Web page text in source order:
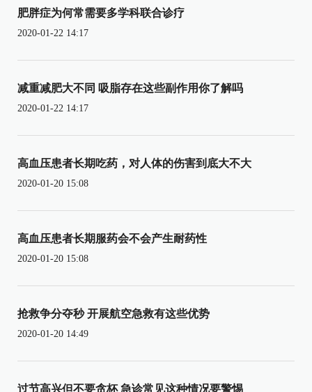
肥胖症为何常需要多学科联合诊疗
2020-01-22 14:17
减重减肥大不同 吸脂存在这些副作用你了解吗
2020-01-22 14:17
高血压患者长期吃药，对人体的伤害到底大不大
2020-01-20 15:08
高血压患者长期服药会不会产生耐药性
2020-01-20 15:08
抢救争分夺秒 开展航空急救有这些优势
2020-01-20 14:49
过节高兴但不要贪杯 急诊常见这种情况要警惕